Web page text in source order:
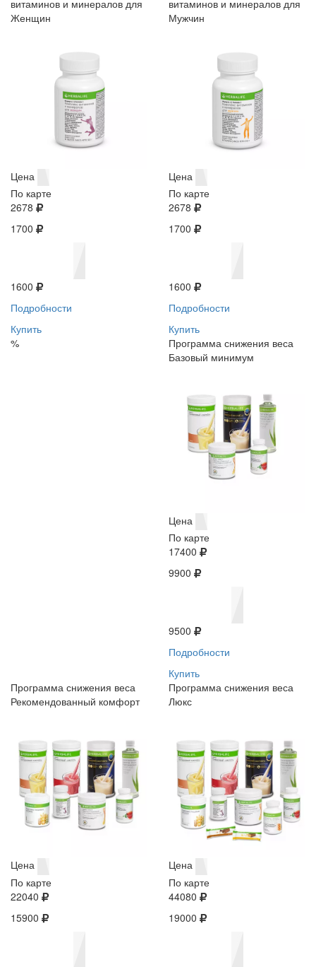
витаминов и минералов для
Женщин
Цена
По карте
2678
1700
1600
Подробности
Купить
%
витаминов и минералов для
Мужчин
Цена
По карте
2678
1700
1600
Подробности
Купить
Программа снижения веса
Базовый минимум
Цена
По карте
17400
9900
9500
Подробности
Купить
Программа снижения веса
Рекомендованный комфорт
Цена
По карте
22040
15900
Программа снижения веса
Люкс
Цена
По карте
44080
19000